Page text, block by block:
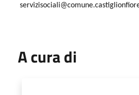
A cura di